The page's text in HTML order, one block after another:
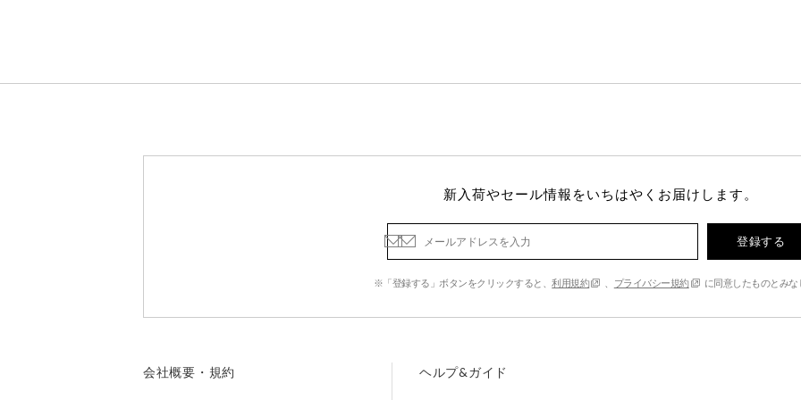
新入荷やセール情報をいちはやくお届けします。
登録する
※「登録する」ボタンをクリックすると、利用規約 プライバシー規約 に同意したものとみな
会社概要・規約 ヘルプ&ガイド